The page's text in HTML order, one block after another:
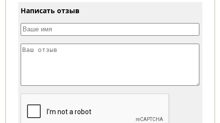
Написать отзыв